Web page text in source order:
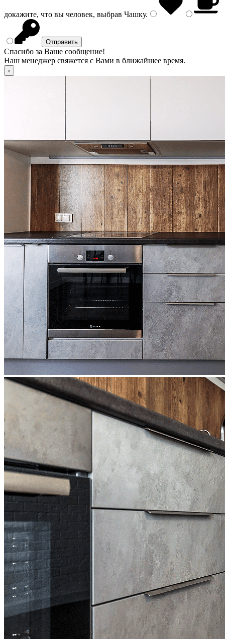
докажите, что вы человек, выбрав Чашку.
Спасибо за Ваше сообщение!
Наш менеджер свяжется с Вами в ближайшее время.